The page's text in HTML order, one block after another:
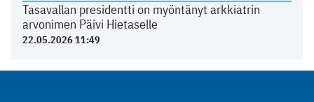
Tasavallan presidentti on myöntänyt arkkiatrin
arvonimen Päivi Hietaselle
22.05.2026 11:49